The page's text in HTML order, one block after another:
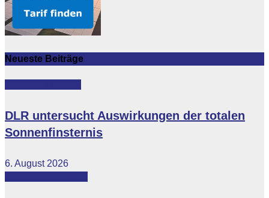
Neueste Beiträge
DLR untersucht Auswirkungen der totalen
Sonnenfinsternis
6. August 2026